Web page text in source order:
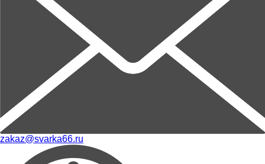
zakaz@svarka66.ru